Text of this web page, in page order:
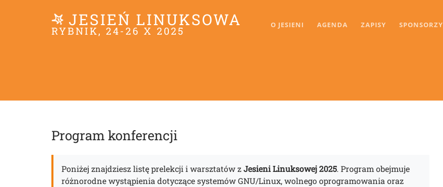
JESIEŃ LINUKSOWA
RYBNIK, 24-26 X 2025 O JESIENI AGENDA ZAPISY SPONSORZY
Program konferencji
Poniżej znajdziesz listę prelekcji i warsztatów zJesieni Linuksowej 2025. Program obejmuje
różnorodne wystąpienia dotyczące systemów GNU/Linux, wolnego oprogramowania oraz